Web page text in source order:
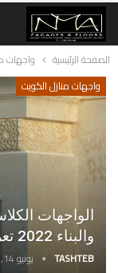
الصفحة الرئيسية
واجهات
واجهات منازل الكويت
الواجهات
والبناء 2022 تعرف عليها بالتفصيل
TASHTEB
يونيو 14, 2022